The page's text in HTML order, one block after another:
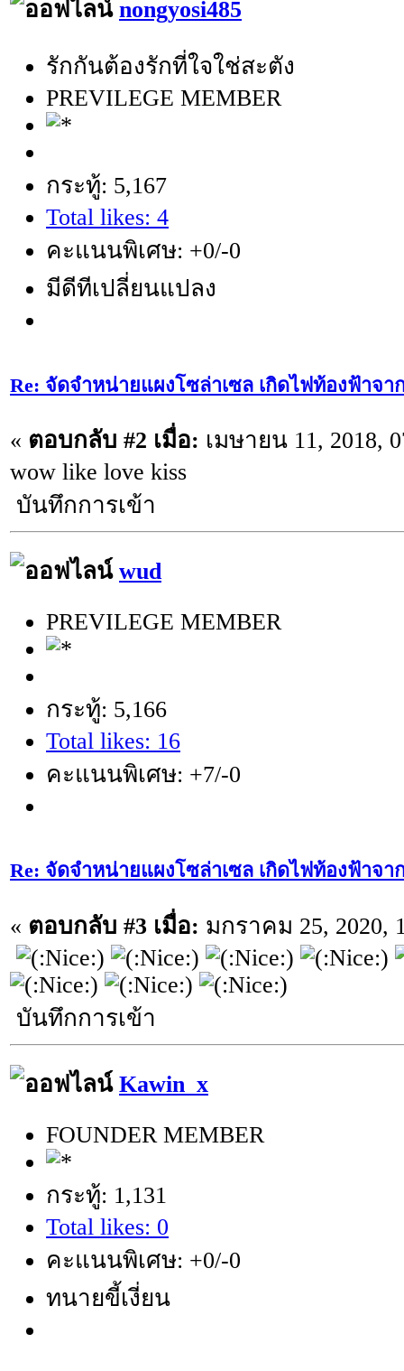
nongyosi485
รักกันต้องรักที่ใจใช่สะตัง
PREVILEGE MEMBER
กระทู้: 5,167
Total likes: 4
คะแนนพิเศษ: +0/-0
มีดีทีเปลี่ยนแปลง
Re: จัดจำหน่ายแผงโซล่าเซล เกิดไฟท้องฟ้าจ
« ตอบกลับ #2 เมื่อ: เมษายน 11, 2018,
wow like love kiss
บันทึกการเข้า
wud
PREVILEGE MEMBER
กระทู้: 5,166
Total likes: 16
คะแนนพิเศษ: +7/-0
Re: จัดจำหน่ายแผงโซล่าเซล เกิดไฟท้องฟ้าจ
« ตอบกลับ #3 เมื่อ: มกราคม 25, 2020,
บันทึกการเข้า
Kawin_x
FOUNDER MEMBER
กระทู้: 1,131
Total likes: 0
คะแนนพิเศษ: +0/-0
ทนายขี้เงี่ยน